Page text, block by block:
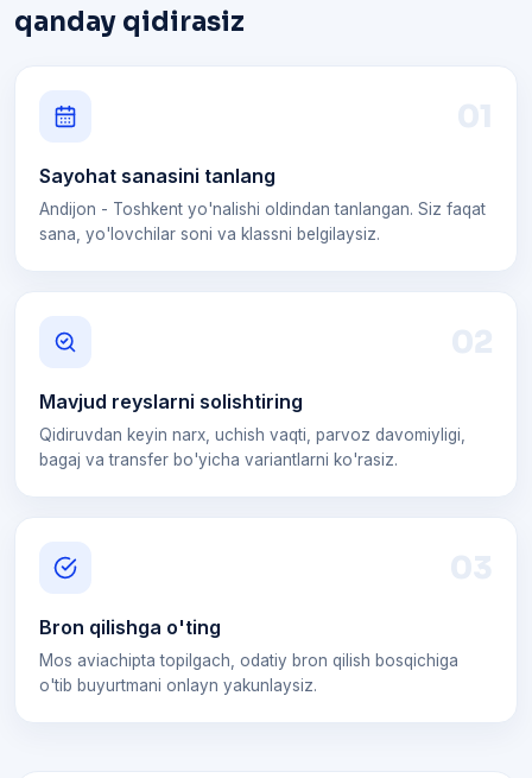
qanday qidirasiz
01
Sayohat sanasini tanlang
Andijon - Toshkent yo'nalishi oldindan tanlangan. Siz faqat
sana, yo'lovchilar soni va klassni belgilaysiz.
02
Mavjud reyslarni solishtiring
Qidiruvdan keyin narx, uchish vaqti, parvoz davomiyligi,
bagaj va transfer bo'yicha variantlarni ko'rasiz.
03
Bron qilishga o'ting
Mos aviachipta topilgach, odatiy bron qilish bosqichiga
o'tib buyurtmani onlayn yakunlaysiz.